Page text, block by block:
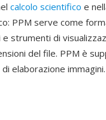
calcolo scientifico e
PPM serve come
strumenti di
del file. PPM è
elaborazione immagini.